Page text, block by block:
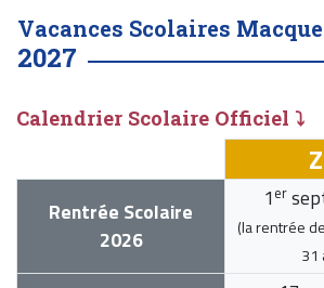
Vacances Scolaires
2027
Calendrier Scolaire Officiel ⤵
Rentrée Scolaire
2026
1 er
(la rentrée
31